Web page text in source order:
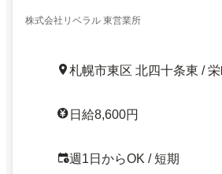
株式会社リベラル 東営業所
札幌市東区 北四十条東 /
日給8,600円
週1日からOK / 短期